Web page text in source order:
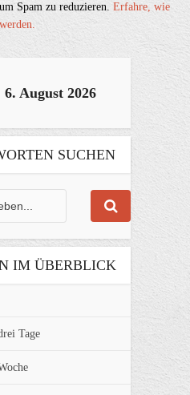
Spam zu reduzieren.Erfahre, wie
August 2026
SUCHEN
IM ÜBERBLICK
Tage